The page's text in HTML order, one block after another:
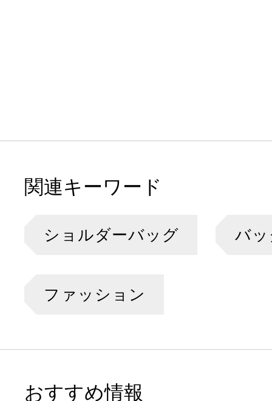
関連キーワード
ショルダーバッグ バ
ファッション
おすすめ情報